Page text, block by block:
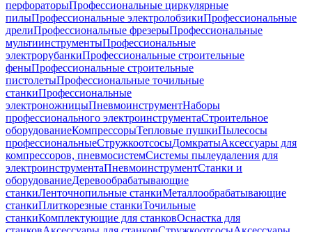
перфораторыПрофессиональные циркулярные
пилыПрофессиональные электролобзикиПрофессиональные
дрелиПрофессиональные фрезерыПрофессиональные
мультиинструментыПрофессиональные
электрорубанкиПрофессиональные строительные
феныПрофессиональные строительные
пистолетыПрофессиональные точильные
станкиПрофессиональные
электроножницыПневмоинструментНаборы
профессионального электроинструментаСтроительное
оборудованиеКомпрессорыТепловые пушкиПылесосы
профессиональныеСтружкоотсосыДомкратыАксессуары для
компрессоров, пневмосистемСистемы пылеудаления для
электроинструментаПневмоинструментСтанки и
оборудованиеДеревообрабатывающие
станкиЛенточнопильные станкиМеталлообрабатывающие
станкиПлиткорезные станкиТочильные
станкиКомплектующие для станковОснастка для